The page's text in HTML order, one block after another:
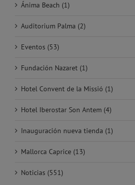
Ánima Beach (1)
Auditorium Palma (2)
Eventos (53)
Fundación Nazaret (1)
Hotel Convent de la Missió (1)
Hotel Iberostar Son Antem (4)
Inauguración nueva tienda (1)
Mallorca Caprice (13)
Noticias (551)